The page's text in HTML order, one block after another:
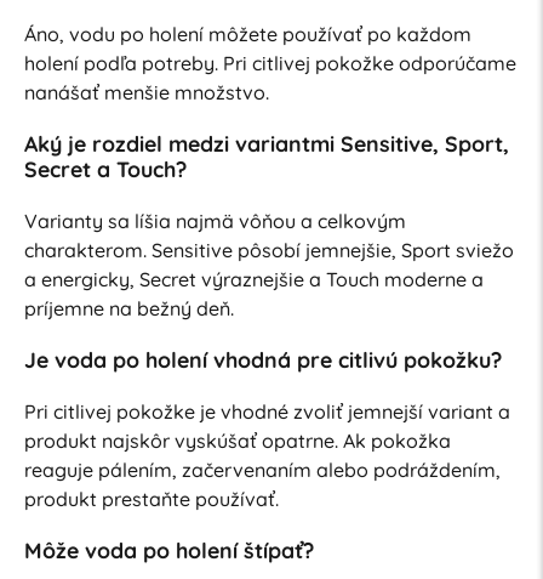
Áno, vodu po holení môžete používať po každom
holení podľa potreby. Pri citlivej pokožke odporúčame
nanášať menšie množstvo.
Aký je rozdiel medzi variantmi Sensitive, Sport,
Secret a Touch?
Varianty sa líšia najmä vôňou a celkovým
charakterom. Sensitive pôsobí jemnejšie, Sport sviežo
a energicky, Secret výraznejšie a Touch moderne a
príjemne na bežný deň.
Je voda po holení vhodná pre citlivú pokožku?
Pri citlivej pokožke je vhodné zvoliť jemnejší variant a
produkt najskôr vyskúšať opatrne. Ak pokožka
reaguje pálením, začervenaním alebo podráždením,
produkt prestaňte používať.
Môže voda po holení štípať?